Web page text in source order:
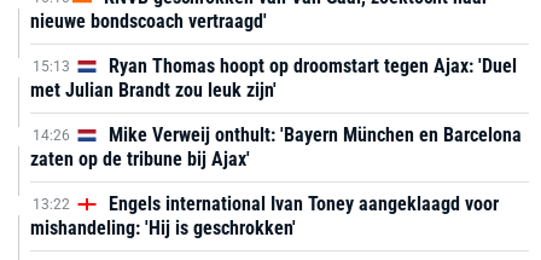
nieuwe bondscoach vertraagd'
15:13
Ryan Thomas hoopt op droomstart tegen Ajax: 'Duel
met Julian Brandt zou leuk zijn'
14:26
Mike Verweij onthult: 'Bayern München en Barcelona
zaten op de tribune bij Ajax'
13:22
Engels international Ivan Toney aangeklaagd voor
mishandeling: 'Hij is geschrokken'